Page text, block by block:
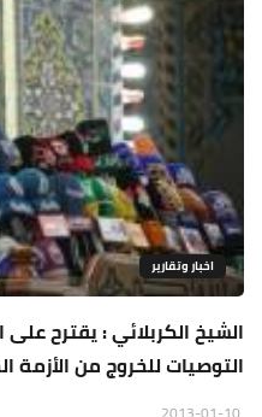
اخبار وتقارير
الشيخ الكربلائي : يقترح
التوصيات للخروج من الأزمة